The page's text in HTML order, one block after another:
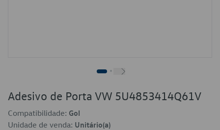
Adesivo de Porta VW 5U4853414Q61V
Compatibilidade: Gol
Unidade de venda: Unitário(a)